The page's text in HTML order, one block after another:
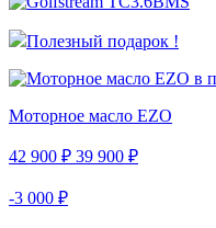
Полезный подарок !
Моторное масло EZO
42 900 ₽ 39 900 ₽
-3 000 ₽